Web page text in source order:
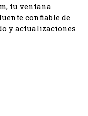
tu ventana
confiable de
y actualizaciones